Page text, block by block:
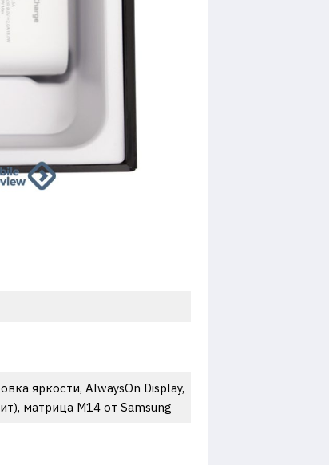
яркости, AlwaysOn Display,
матрица M14 от Samsung